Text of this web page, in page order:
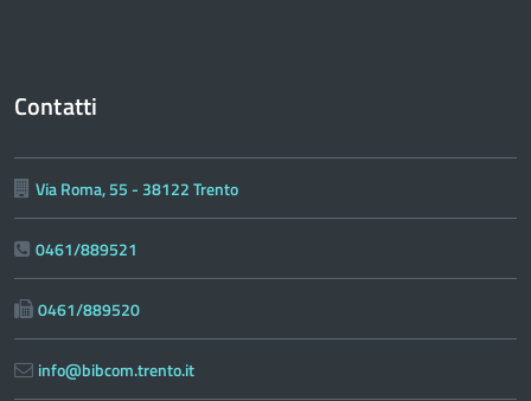
Contatti
Via Roma, 55 - 38122 Trento
0461/889521
0461/889520
info@bibcom.trento.it